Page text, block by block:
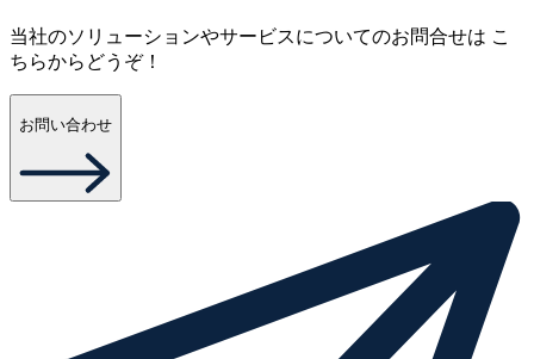
当社のソリューションやサービスについてのお問合せは こ
ちらからどうぞ！
お問い合わせ